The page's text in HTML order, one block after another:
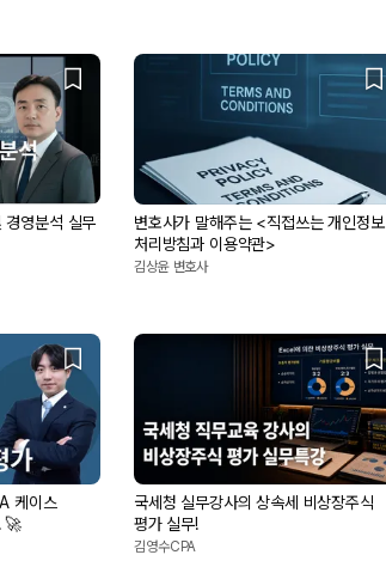
경영분석 실무
변호사가 말해주는 <직접쓰는 개인정보
처리방침과 이용약관>
김상윤 변호사
케이스
🚀
국세청 실무강사의 상속세 비상장주식
평가 실무!
김영수CPA